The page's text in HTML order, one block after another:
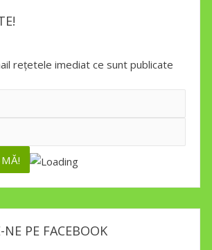
rețetele imediat ce sunt publicate
NE PE FACEBOOK